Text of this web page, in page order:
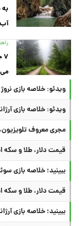
ویدئو: خلاصه بازی نروژ ۱ - انگلیس ۲
ویدئو: خلاصه بازی آرژانتین ۳ -
مجری معروف
قیمت دلار، طلا و سکه
ببینید؛ خلاصه بازی سوئیس ۰ (۴) - کلمبیا ۰ (۳) در
قیمت دلار، طلا و سکه امروز
ببینید؛ خلاصه بازی آرژانتین ۳ - مصر ۲ در